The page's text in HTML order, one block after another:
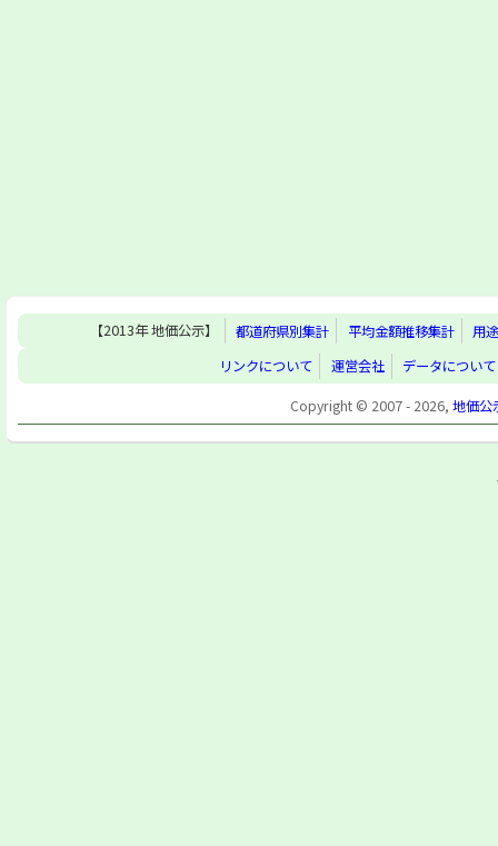
【2013年 地価公示】 都道府県別集計 平均金額推移集計
用
リンクについて
運営会社
データについて
Copyright © 2007 - 2026, 地価公